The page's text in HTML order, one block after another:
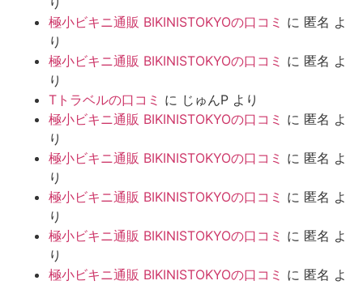
極小ビキニ通販 BIKINISTOKYOの口コミ に 匿名 よ
り
極小ビキニ通販 BIKINISTOKYOの口コミ に 匿名 よ
り
Tトラベルの口コミ に じゅんP より
極小ビキニ通販 BIKINISTOKYOの口コミ に 匿名 よ
り
極小ビキニ通販 BIKINISTOKYOの口コミ に 匿名 よ
り
極小ビキニ通販 BIKINISTOKYOの口コミ に 匿名 よ
り
極小ビキニ通販 BIKINISTOKYOの口コミ に 匿名 よ
り
極小ビキニ通販 BIKINISTOKYOの口コミ に 匿名 よ